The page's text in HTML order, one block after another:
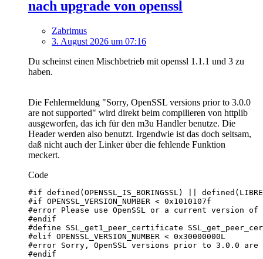
nach upgrade von openssl
Zabrimus
3. August 2026 um 07:16
Du scheinst einen Mischbetrieb mit openssl 1.1.1 und 3 zu
haben.
Die Fehlermeldung "Sorry, OpenSSL versions prior to 3.0.0
are not supported" wird direkt beim compilieren von httplib
ausgeworfen, das ich für den m3u Handler benutze. Die
Header werden also benutzt. Irgendwie ist das doch seltsam,
daß nicht auch der Linker über die fehlende Funktion
meckert.
Code
#endif